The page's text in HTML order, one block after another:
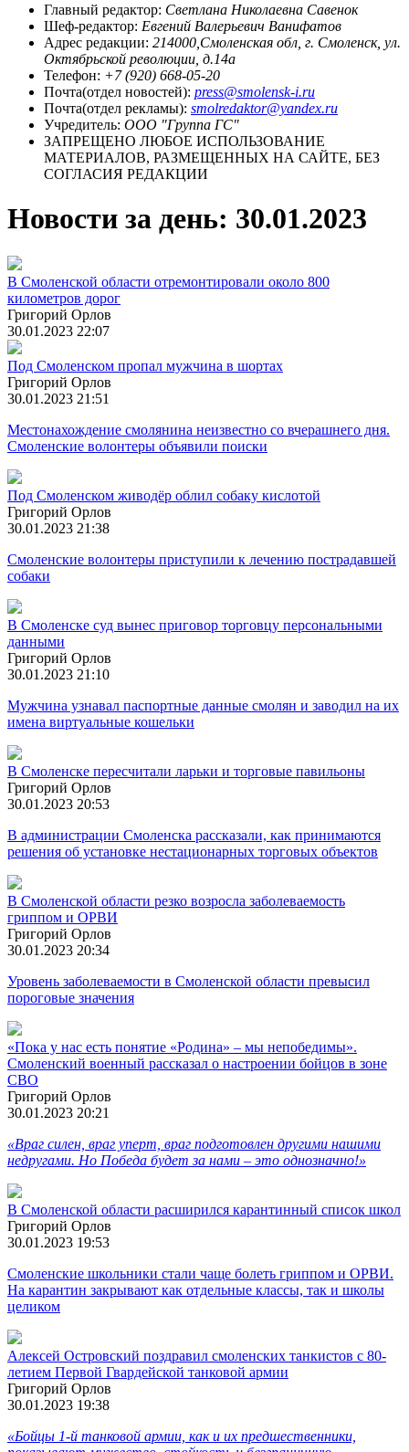
Главный редактор: Светлана Николаевна Савенок
Шеф-редактор: Евгений Валерьевич Ванифатов
Адрес редакции: 214000,Смоленская обл, г. Смоленск, ул.
Октябрьской революции, д.14а
Телефон: +7 (920) 668-05-20
Почта(отдел новостей): press@smolensk-i.ru
Почта(отдел рекламы): smolredaktor@yandex.ru
Учредитель: ООО "Группа ГС"
ЗАПРЕЩЕНО ЛЮБОЕ ИСПОЛЬЗОВАНИЕ
МАТЕРИАЛОВ, РАЗМЕЩЕННЫХ НА САЙТЕ, БЕЗ
СОГЛАСИЯ РЕДАКЦИИ
Новости за день: 30.01.2023
В Смоленской области отремонтировали около 800
километров дорог
Григорий Орлов
30.01.2023 22:07
Под Смоленском пропал мужчина в шортах
Григорий Орлов
30.01.2023 21:51
Местонахождение смолянина неизвестно со вчерашнего дня.
Смоленские волонтеры объявили поиски
Под Смоленском живодёр облил собаку кислотой
Григорий Орлов
30.01.2023 21:38
Смоленские волонтеры приступили к лечению пострадавшей
собаки
В Смоленске суд вынес приговор торговцу персональными
данными
Григорий Орлов
30.01.2023 21:10
Мужчина узнавал паспортные данные смолян и заводил на их
имена виртуальные кошельки
В Смоленске пересчитали ларьки и торговые павильоны
Григорий Орлов
30.01.2023 20:53
В администрации Смоленска рассказали, как принимаются
решения об установке нестационарных торговых объектов
В Смоленской области резко возросла заболеваемость
гриппом и ОРВИ
Григорий Орлов
30.01.2023 20:34
Уровень заболеваемости в Смоленской области превысил
пороговые значения
«Пока у нас есть понятие «Родина» – мы непобедимы».
Смоленский военный рассказал о настроении бойцов в зоне
СВО
Григорий Орлов
30.01.2023 20:21
«Враг силен, враг уперт, враг подготовлен другими нашими
недругами. Но Победа будет за нами – это однозначно!»
В Смоленской области расширился карантинный список школ
Григорий Орлов
30.01.2023 19:53
Смоленские школьники стали чаще болеть гриппом и ОРВИ.
На карантин закрывают как отдельные классы, так и школы
целиком
Алексей Островский поздравил смоленских танкистов с 80-
летием Первой Гвардейской танковой армии
Григорий Орлов
30.01.2023 19:38
«Бойцы 1-й танковой армии, как и их предшественники,